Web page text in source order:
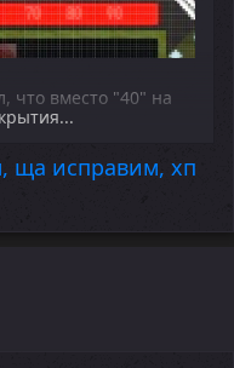
что вместо "40" на
ща исправим, хп